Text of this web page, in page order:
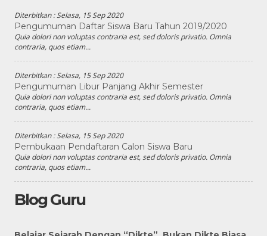
Diterbitkan :Selasa, 15 Sep 2020
Pengumuman Daftar Siswa Baru Tahun 2019/2020
Quia dolori non voluptas contraria est, sed doloris privatio. Omnia
contraria, quos etiam...
Diterbitkan :Selasa, 15 Sep 2020
Pengumuman Libur Panjang Akhir Semester
Quia dolori non voluptas contraria est, sed doloris privatio. Omnia
contraria, quos etiam...
Diterbitkan :Selasa, 15 Sep 2020
Pembukaan Pendaftaran Calon Siswa Baru
Quia dolori non voluptas contraria est, sed doloris privatio. Omnia
contraria, quos etiam...
Blog Guru